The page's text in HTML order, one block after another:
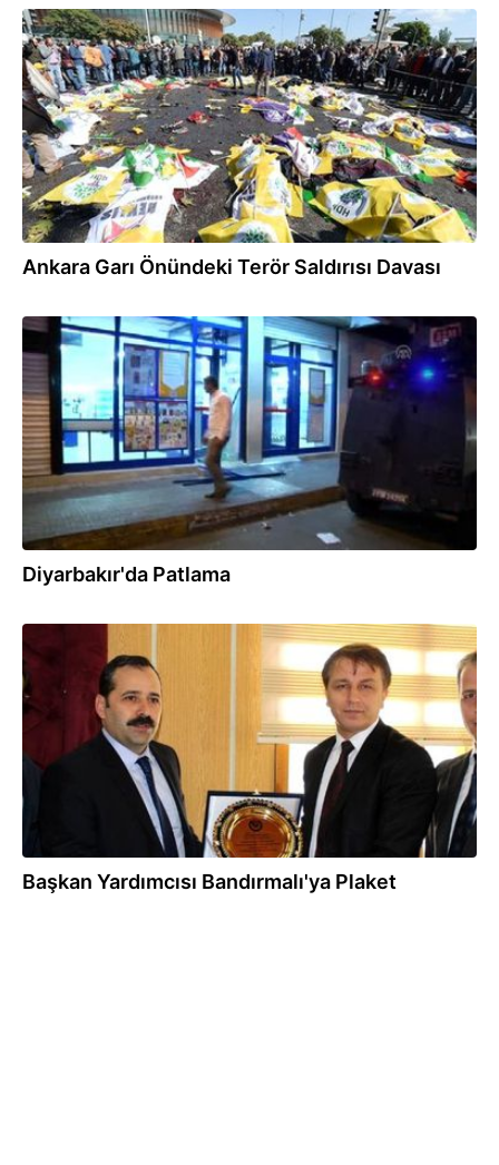
09.11.2016
Ankara Garı Önündeki Terör Saldırısı Davası
19.05.2016
Diyarbakır'da Patlama
24.03.2016
Başkan Yardımcısı Bandırmalı'ya Plaket